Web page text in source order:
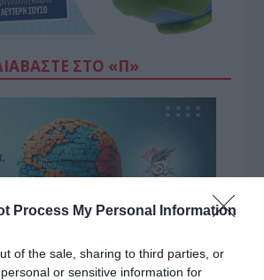
Process My Personal Information
of the sale, sharing to third parties, or
or sensitive information for
ΣΤΟ «Π»